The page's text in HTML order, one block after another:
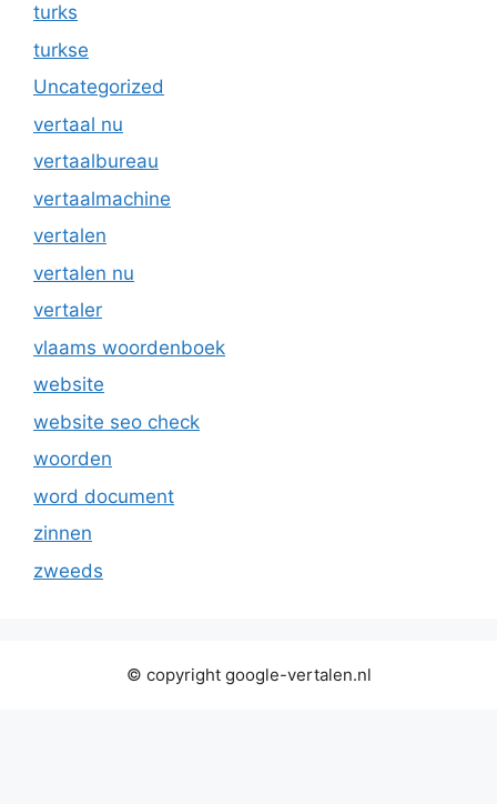
turks
turkse
Uncategorized
vertaal nu
vertaalbureau
vertaalmachine
vertalen
vertalen nu
vertaler
vlaams woordenboek
website
website seo check
woorden
word document
zinnen
zweeds
© copyright google-vertalen.nl